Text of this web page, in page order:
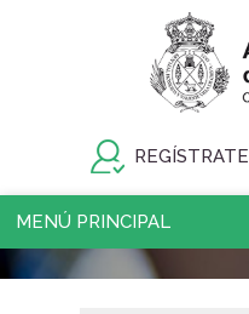
REGÍSTRATE
MENÚ PRINCIPAL